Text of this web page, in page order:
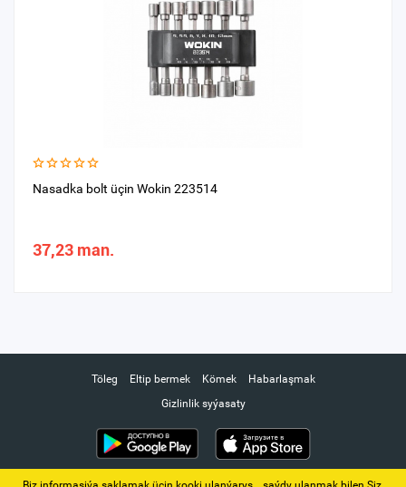
Nasadka bolt üçin Wokin 223514
37,23 man.
Töleg Eltip bermek Kömek
Habarlaşmak
Gizlinlik syýasaty